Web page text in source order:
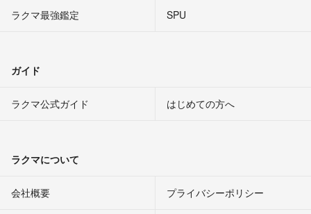
ラクマ最強鑑定
SPU
ガイド
ラクマ公式ガイド はじめての方へ
ラクマについて
会社概要 プライバシーポリシー